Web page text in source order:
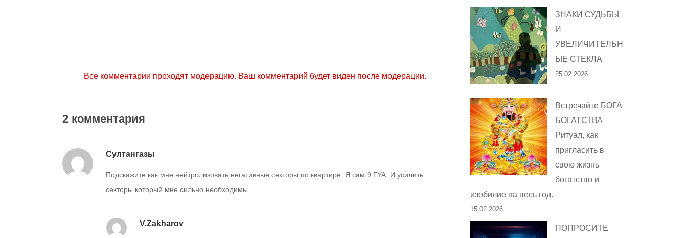
Все комментарии проходят модерацию. Ваш комментарий будет виден после модерации.
2 комментария
Султангазы
Подскажите как мне нейтролизовать негативные секторы по квартире. Я сам 9 ГУА. И усилить
секторы который мне сильно необходимы.
V.Zakharov
ЗНАКИ СУДЬБЫ
И
УВЕЛИЧИТЕЛЬН
ЫЕ СТЕКЛА
25.02.2026
Встречайте БОГА
БОГАТСТВА
Ритуал, как
пригласить в
свою жизнь
богатство и
изобилие на весь год.
15.02.2026
ПОПРОСИТЕ